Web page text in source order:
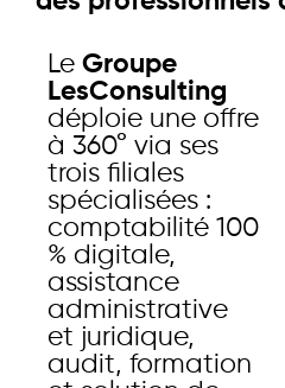
Le Groupe
LesConsulting
déploie une offre
à 360° via ses
trois filiales
spécialisées :
comptabilité 100
% digitale,
assistance
administrative
et juridique,
audit, formation